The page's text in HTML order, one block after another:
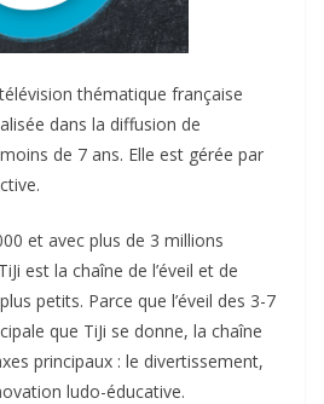
thématique française
dans la diffusion de
de 7 ans. Elle est gérée par
et avec plus de 3 millions
est la chaîne de l’éveil et de
petits. Parce que l’éveil des 3-7
que TiJi se donne, la chaîne
principaux : le divertissement,
ludo-éducative.